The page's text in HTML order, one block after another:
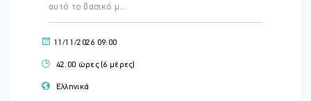
αυτό το βασικό μ...
11/11/2026 09:00
42.00 ώρες (6 μέρες)
Ελληνικά